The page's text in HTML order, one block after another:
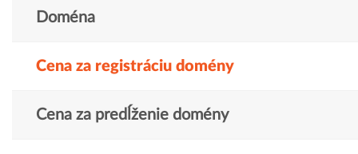
Doména
Cena za registráciu domény
Cena za predĺženie domény